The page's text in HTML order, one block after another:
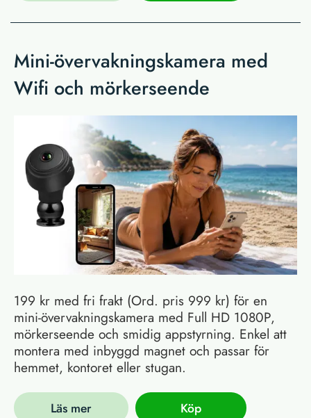
Mini-övervakningskamera med
Wifi och mörkerseende
199 kr med fri frakt (Ord. pris 999 kr) för en
mini-övervakningskamera med Full HD 1080P,
mörkerseende och smidig appstyrning. Enkel att
montera med inbyggd magnet och passar för
hemmet, kontoret eller stugan.
Läs mer Köp